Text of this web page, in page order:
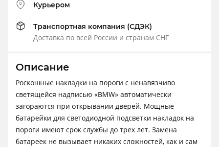
Курьером
Транспортная компания (СДЭК)
Доставка по всей России и странам СНГ
Описание
Роскошные накладки на пороги с ненавязчиво
светящейся надписью «BMW» автоматически
загораются при открывании дверей. Мощные
батарейки для светодиодной подсветки накладок на
пороги имеют срок службы до трех лет. Замена
батареек не вызывает никаких сложностей, как и сам